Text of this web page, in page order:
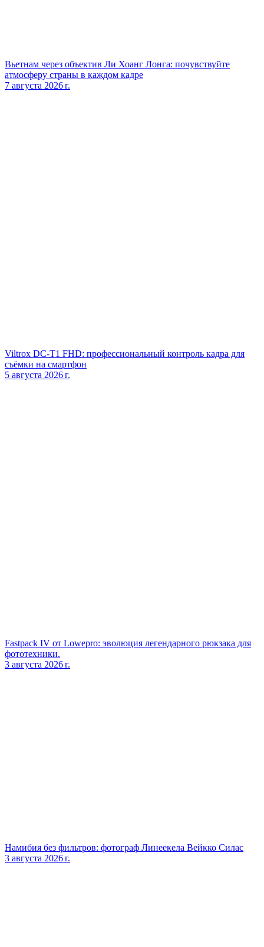
Вьетнам через объектив Ли Хоанг Лонга: почувствуйте
атмосферу страны в каждом кадре
7 августа 2026 г.
Viltrox DC‑T1 FHD: профессиональный контроль кадра для
съёмки на смартфон
5 августа 2026 г.
Fastpack IV от Lowepro: эволюция легендарного рюкзака для
фототехники.
3 августа 2026 г.
Намибия без фильтров: фотограф Линеекела Вейкко Силас
3 августа 2026 г.